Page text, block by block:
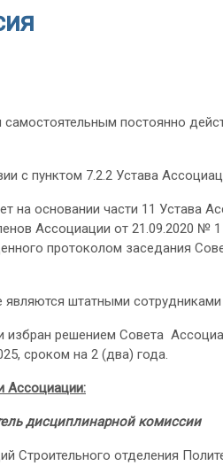
самостоятельным постоянно
с пунктом 7.2.2 Устава
на основании части 11 Устава
Ассоциации от 21.09.2020 №
протоколом заседания
штатными
избран решением Совета
сроком на 2 (два) года.
Ассоциации:
дисциплинарной комиссии
Строительного отделения